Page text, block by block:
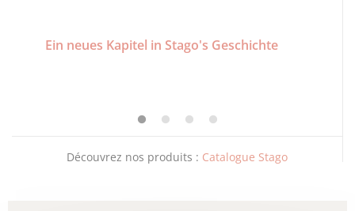
Ein neues Kapitel in Stago's Geschichte
Découvrez nos produits : Catalogue Stago